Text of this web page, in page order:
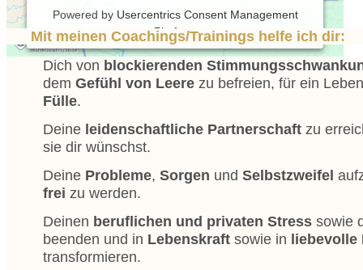
Powered by Usercentrics Consent Management
Platform
Mit meinen Coachings/Trainings helfe ich dir:
Dich von blockierenden
dem Gefühl von Leere zu befreien, für ein
Fülle.
Deine leidenschaftliche Partnerschaft zu
sie dir wünschst.
Deine Probleme, Sorgen und Selbstzweifel
frei zu werden.
Deinen beruflichen und privaten Stress sowie
beenden und in Lebenskraft sowie in liebevolle
transformieren.